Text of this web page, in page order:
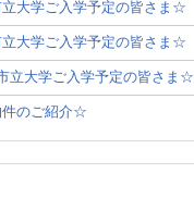
立大学ご入学予定の皆さま☆
立大学ご入学予定の皆さま☆
立大学ご入学予定の皆さま☆
件のご紹介☆